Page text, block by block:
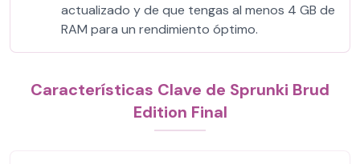
actualizado y de que tengas al menos 4 GB de
RAM para un rendimiento óptimo.
Características Clave de Sprunki Brud
Edition Final